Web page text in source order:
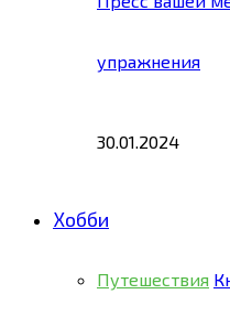
упражнения
30.01.2024
Хобби
Путешествия